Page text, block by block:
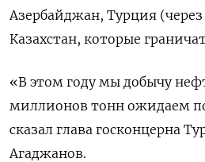
Азербайджан, Турция
Казахстан, которые
«В этом году мы добычу
миллионов тонн ожидаем
сказал глава госконцерна
Агаджанов.